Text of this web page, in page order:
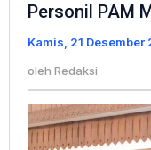
Personil PAM
Kamis, 21 Desember
oleh Redaksi